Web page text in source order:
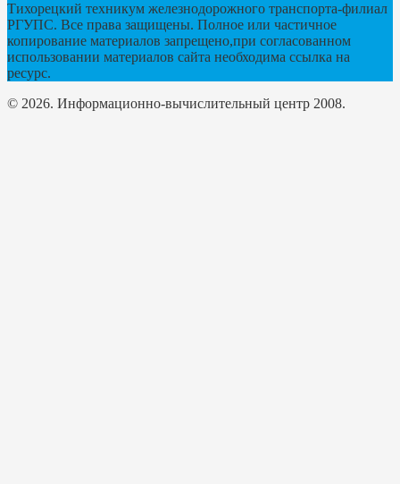
Тихорецкий техникум железнодорожного транспорта-филиал
РГУПС. Все права защищены. Полное или частичное
копирование материалов запрещено,при согласованном
использовании материалов сайта необходима ссылка на
ресурс.
© 2026. Информационно-вычислительный центр 2008.